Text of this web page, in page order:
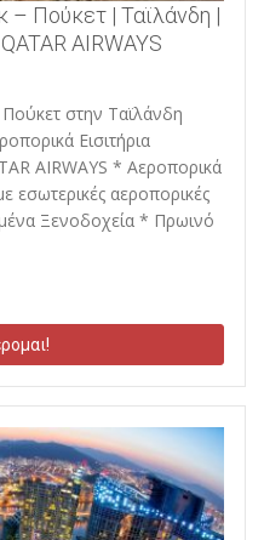
Πούκετ | Ταϊλάνδη |
AIRWAYS
στην Ταϊλάνδη
Εισιτήρια
AIRWAYS * Αεροπορικά
εσωτερικές αεροπορικές
Ξενοδοχεία * Πρωινό